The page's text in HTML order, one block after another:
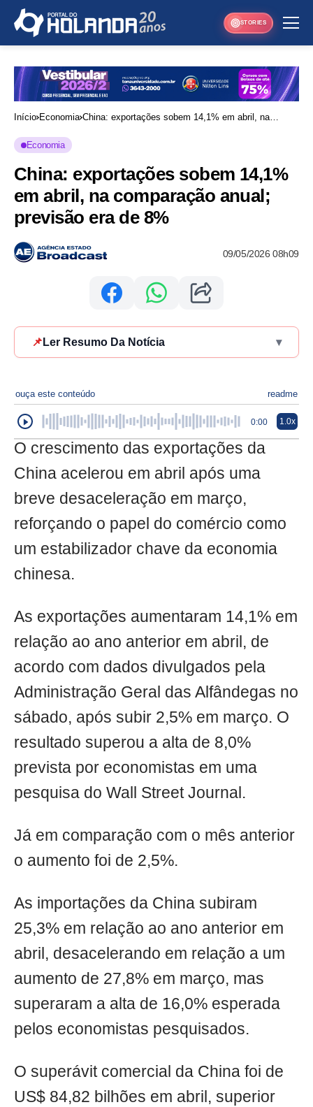
STORIES
Início Economia China: exportações sobem 14,1% em abril, na
Economia
China: exportações sobem 14,1%
em abril, na comparação anual;
previsão era de 8%
09/05/2026 08h09
📌 Ler Resumo Da Notícia ▾
ouça este conteúdo readme
0:00 1.0x
O crescimento das exportações da
China acelerou em abril após uma
breve desaceleração em março,
reforçando o papel do comércio como
um estabilizador chave da economia
chinesa.
As exportações aumentaram 14,1% em
relação ao ano anterior em abril, de
acordo com dados divulgados pela
Administração Geral das Alfândegas no
sábado, após subir 2,5% em março. O
resultado superou a alta de 8,0%
prevista por economistas em uma
pesquisa do Wall Street Journal.
Já em comparação com o mês anterior
o aumento foi de 2,5%.
As importações da China subiram
25,3% em relação ao ano anterior em
abril, desacelerando em relação a um
aumento de 27,8% em março, mas
superaram a alta de 16,0% esperada
pelos economistas pesquisados.
O superávit comercial da China foi de
US$ 84,82 bilhões em abril, superior